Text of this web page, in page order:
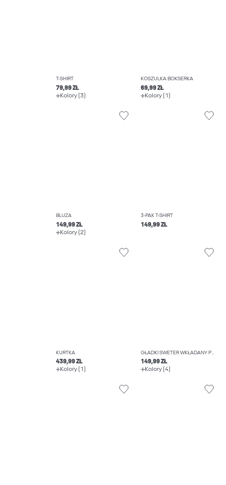
T-SHIRT
79,99 ZŁ
Kolory (3)
KOSZULKA BOKSERKA
69,99 ZŁ
Kolory (1)
BLUZA
149,99 ZŁ
Kolory (2)
3-PAK T-SHIRT
149,99 ZŁ
KURTKA
439,99 ZŁ
Kolory (1)
GŁADKI SWETER WKŁADANY PRZEZ GŁOWĘ
149,99 ZŁ
Kolory (4)